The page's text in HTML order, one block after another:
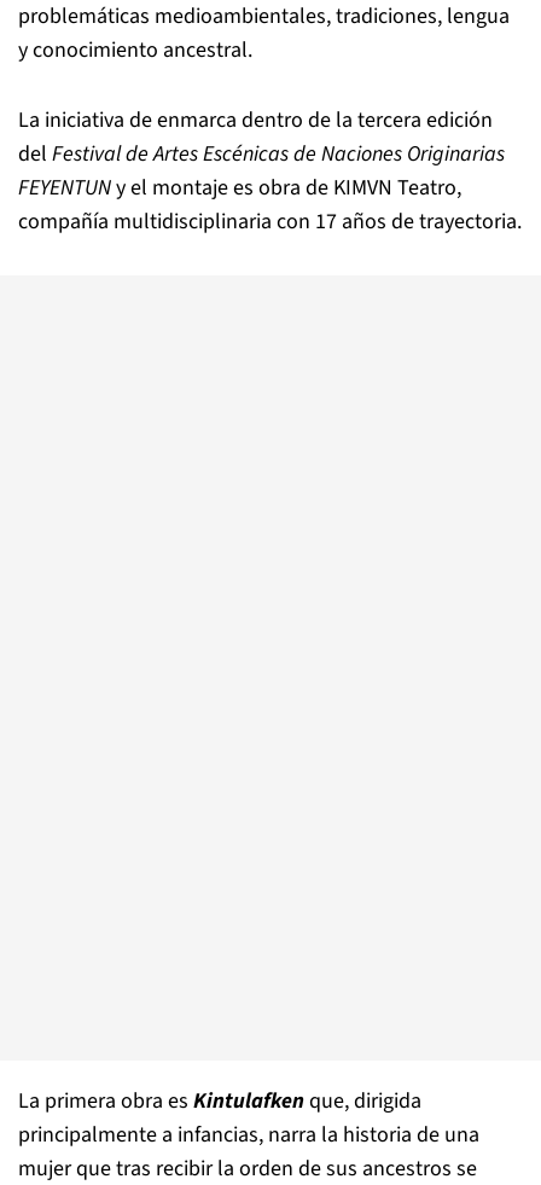
problemáticas medioambientales, tradiciones, lengua
y conocimiento ancestral.
La iniciativa de enmarca dentro de la tercera edición
del Festival de Artes Escénicas de Naciones Originarias
FEYENTUNy el montaje es obra de KIMVN Teatro,
compañía multidisciplinaria con 17 años de trayectoria.
La primera obra es Kintulafkenque, dirigida
principalmente a infancias, narra la historia de una
mujer que tras recibir la orden de sus ancestros se